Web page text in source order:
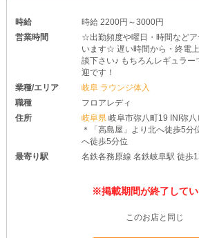
時給
時給 2200円～3000円
営業時間
☆出勤頻度や曜日・時間など
います☆ 遅い時間から・終電
談下さい♪ もちろんレギュラ
迎です！
業種/エリア
岐阜 ラウンジ体入
職種
フロアレディ
住所
岐阜県岐阜市弥八町19 INI弥
＊「高島屋」より北へ徒歩5分
へ徒歩5分位
最寄り駅
名鉄各務原線 名鉄岐阜駅 徒歩
※掲載期間が終了して
このお店と同じ